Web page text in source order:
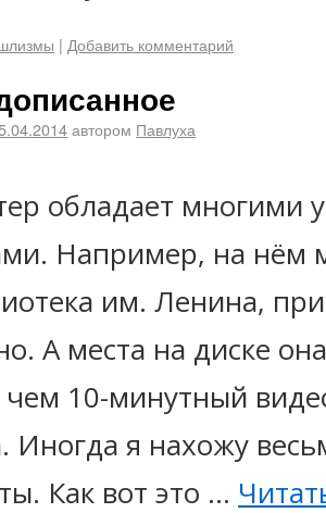
| Добавить комментарий
автором Павлуха
обладает многими
Например, на нём
им. Ленина,
А места на диске
10-минутный
Иногда я нахожу
Как вот это …